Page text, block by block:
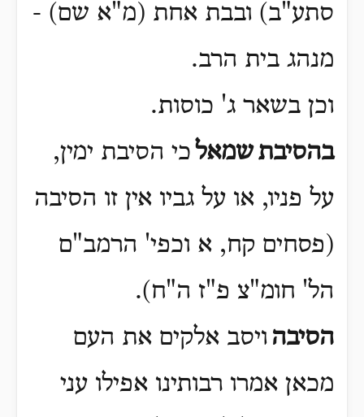
סתע"ב) ובבת אחת (מ"א שם) -
מנהג בית הרב.
וכן בשאר ג' כוסות.
בהסיבתשמאלכי הסיבת ימין,
על פניו, או על גביו אין זו הסיבה
(פסחים קח, א וכפי' הרמב"ם
הל' חומ"צ פ"ז ה"ח).
הסיבה ויסב אלקים את העם
מכאן אמרו רבותינו אפילו עני